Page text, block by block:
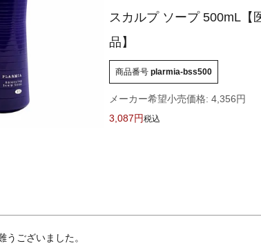
スカルプ ソープ 500mL【
品】
商品番号 plarmia-bss500
メーカー希望小売価格: 4,356
3,087
税込
うございました。